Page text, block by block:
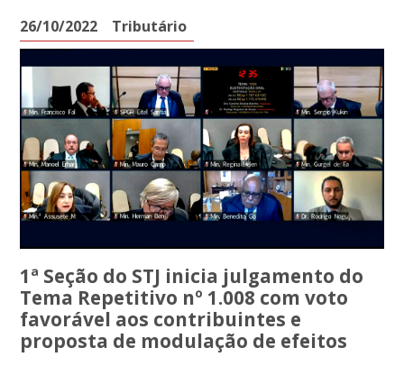
26/10/2022 Tributário
1ª Seção do STJ inicia julgamento do
Tema Repetitivo nº 1.008 com voto
favorável aos contribuintes e
proposta de modulação de efeitos